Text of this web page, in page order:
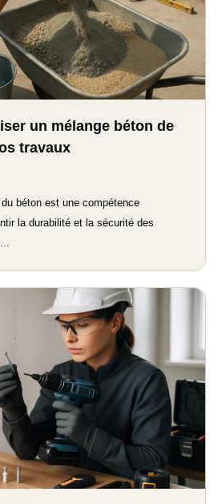
un mélange béton de
travaux
béton est une compétence
la durabilité et la sécurité des